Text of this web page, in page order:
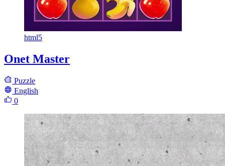
html5
Onet Master
Puzzle
English
0